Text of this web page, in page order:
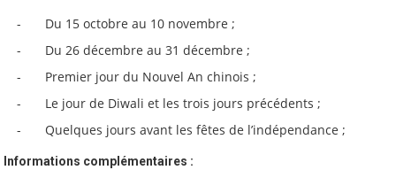
Du 15 octobre au 10 novembre ;
Du 26 décembre au 31 décembre ;
Premier jour du Nouvel An chinois ;
Le jour de Diwali et les trois jours précédents ;
Quelques jours avant les fêtes de l’indépendance ;
Informations complémentaires :